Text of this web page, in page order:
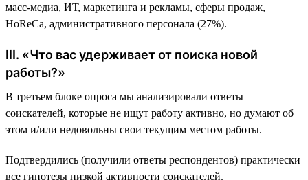
масс-медиа, ИТ, маркетинга и рекламы, сферы продаж,
HoReCa, административного персонала (27%).
III. «Что вас удерживает от поиска новой
работы?»
В третьем блоке опроса мы анализировали ответы
соискателей, которые не ищут работу активно, но думают об
этом и/или недовольны свои текущим местом работы.
Подтвердились (получили ответы респондентов) практически
все гипотезы низкой активности соискателей.